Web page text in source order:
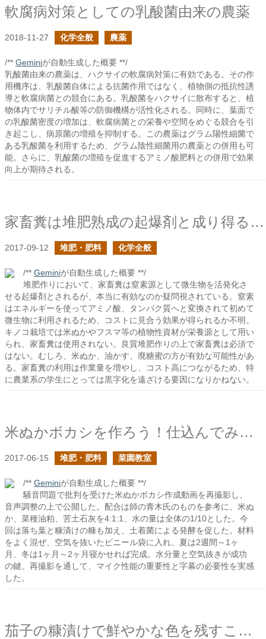
軟腐病対策としての乳酸菌由来の農薬
2018-11-27 化学全般 農薬
/** Geminiが自動生成した概要 **/
乳酸菌由来の農薬は、ハクサイの軟腐病対策に有効である。その作
用機序は、乳酸菌自体による抗菌作用ではなく、植物側の抵抗性誘
導と軟腐病菌との競合にある。乳酸菌をハクサイに散布すると、植
物体内でサリチル酸等の防御機構が活性化される。同時に、葉面で
の乳酸菌密度の増加は、軟腐病菌との栄養や空間をめぐる競合を引
き起こし、病原菌の増殖を抑制する。この農薬はグラム陽性細菌で
ある乳酸菌を利用するため、グラム陰性細菌用の農薬との併用も可
能。さらに、乳酸菌の増殖を促進するアミノ酸肥料との併用で効果
向上が期待される。
家畜糞は堆肥熟成の起爆剤と成り得るか？
2017-09-12 堆肥・肥料 化学全般
/** Geminiが自動生成した概要 **/
堆肥作りにおいて、家畜糞は窒素源として微生物を活発化さ
せる起爆剤とされるが、本当に有効なのか疑問視されている。窒素
はエネルギーを使ってアミノ酸、タンパク質へと変換されて初めて
微生物に利用されるため、コストに見合う効果が得られるか不明。
キノコ栽培では米ぬかやフスマ等の植物性資材が栄養源として用い
られ、家畜糞は使用されない。良質堆肥作りの上で家畜糞は必須で
はない。むしろ、米ぬか、油かす、廃糖蜜の方が有効な可能性があ
る。家畜糞の利用は作業量を増やし、コスト高につながるため、特
に農業系の学生にとっては黒字化を遠ざける要因になりかねない。
米ぬかボカシを作ろう！仕込んでみる！再撮影
2017-06-15 堆肥・肥料 菜園教室
/** Geminiが自動生成した概要 **/
騒音問題で批判を受けた米ぬかボカシ作成動画を再撮影し、
音声調整の上で公開した。配合は師の青木氏のものを参考に、米ぬ
か、菜種油粕、苦土石灰を4:1:1、水の量は全体の1/10とした。今
回は落ち葉と糠漬けの糠も加え、土着菌による発酵を促した。材料
をよく混ぜ、空気を抜いたビニール袋に入れ、夏は2週間～1ヶ
月、冬は1ヶ月～2ヶ月寝かせれば完成。水分量と空気抜きが成功
の鍵。再撮影を通して、マイク性能の重要性と字幕の必要性を実感
した。
茄子の糠漬けで鮮やかな色を残すことを考える